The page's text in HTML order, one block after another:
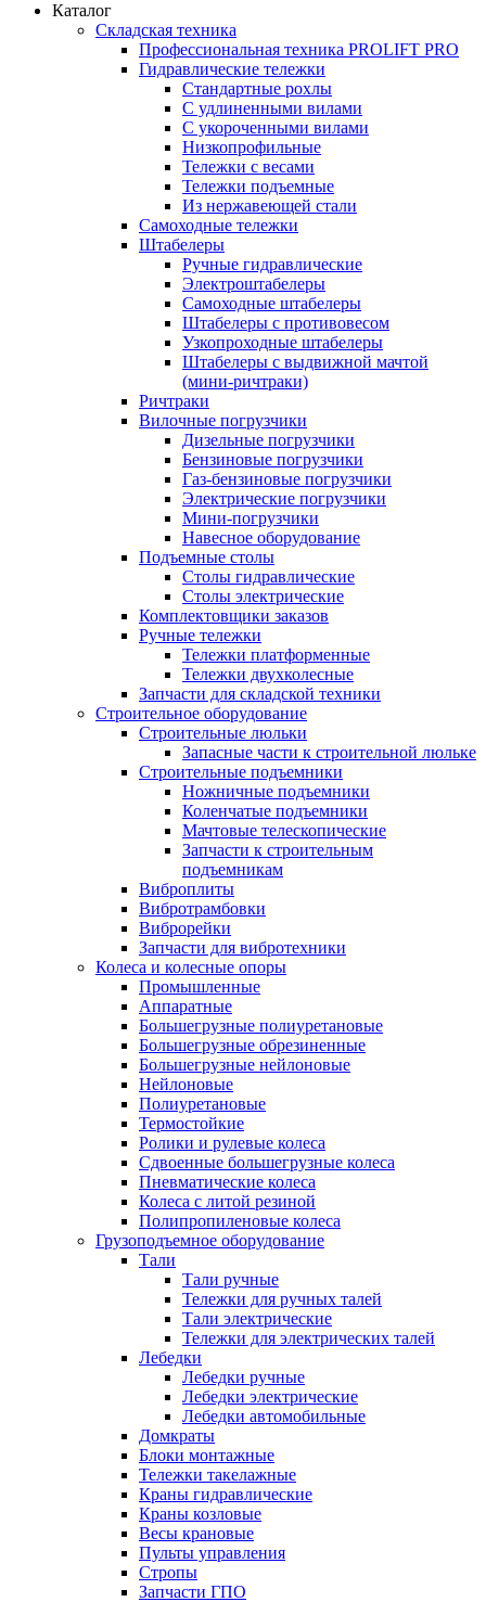
Каталог
Складская техника
Профессиональная техника PROLIFT PRO
Гидравлические тележки
Стандартные рохлы
С удлиненными вилами
С укороченными вилами
Низкопрофильные
Тележки с весами
Тележки подъемные
Из нержавеющей стали
Самоходные тележки
Штабелеры
Ручные гидравлические
Электроштабелеры
Самоходные штабелеры
Штабелеры с противовесом
Узкопроходные штабелеры
Штабелеры с выдвижной мачтой
(мини-ричтраки)
Ричтраки
Вилочные погрузчики
Дизельные погрузчики
Бензиновые погрузчики
Газ-бензиновые погрузчики
Электрические погрузчики
Мини-погрузчики
Навесное оборудование
Подъемные столы
Столы гидравлические
Столы электрические
Комплектовщики заказов
Ручные тележки
Тележки платформенные
Тележки двухколесные
Запчасти для складской техники
Строительное оборудование
Строительные люльки
Запасные части к строительной люльке
Строительные подъемники
Ножничные подъемники
Коленчатые подъемники
Мачтовые телескопические
Запчасти к строительным
подъемникам
Виброплиты
Вибротрамбовки
Виброрейки
Запчасти для вибротехники
Колеса и колесные опоры
Промышленные
Аппаратные
Большегрузные полиуретановые
Большегрузные обрезиненные
Большегрузные нейлоновые
Нейлоновые
Полиуретановые
Термостойкие
Ролики и рулевые колеса
Сдвоенные большегрузные колеса
Пневматические колеса
Колеса с литой резиной
Полипропиленовые колеса
Грузоподъемное оборудование
Тали
Тали ручные
Тележки для ручных талей
Тали электрические
Тележки для электрических талей
Лебедки
Лебедки ручные
Лебедки электрические
Лебедки автомобильные
Домкраты
Блоки монтажные
Тележки такелажные
Краны гидравлические
Краны козловые
Весы крановые
Пульты управления
Стропы
Запчасти ГПО